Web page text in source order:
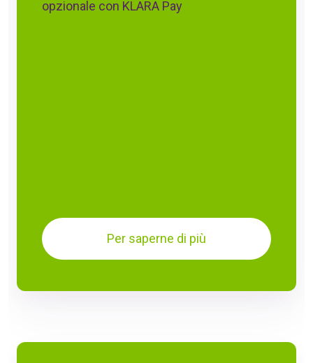
opzionale con KLARA Pay
Per saperne di più